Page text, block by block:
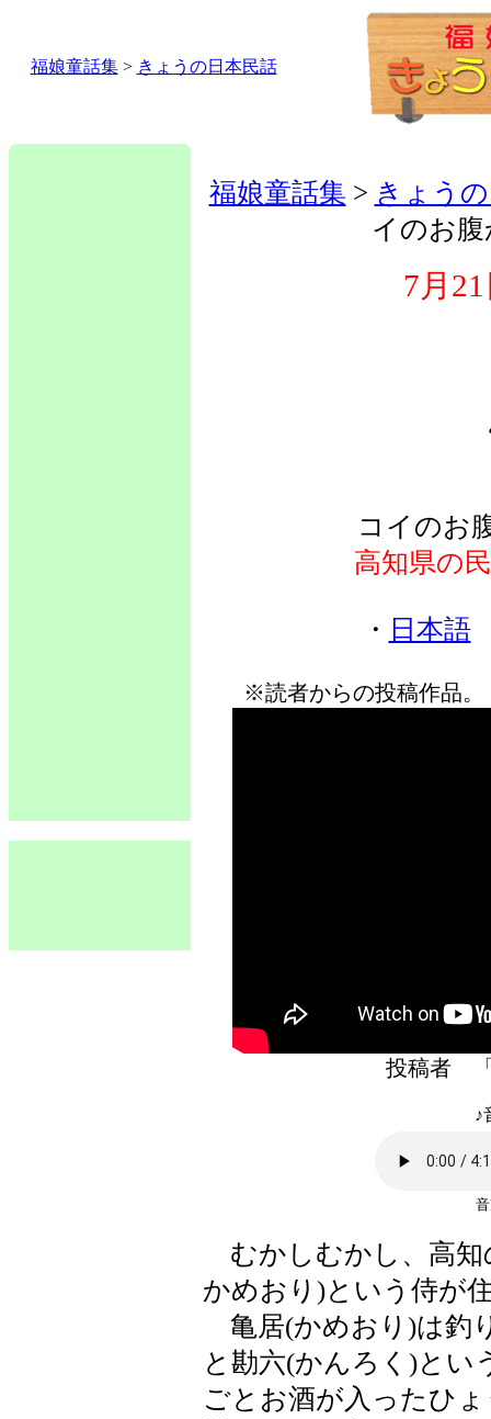
福娘童話集> きょうの日本民話
福娘童話集 > きょう
イのお
7月
コイのお
高知県の
・ 日本語
※読者からの投稿作品
投稿者
♪
むかしむかし、高知
かめおり)という侍が
亀居(かめおり)は釣
と勘六(かんろく)とい
ごとお酒が入ったひ